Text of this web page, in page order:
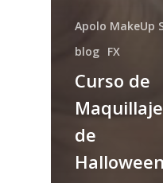
Apolo MakeUp
blog FX
Curso de
Maquillaje
de
Halloween